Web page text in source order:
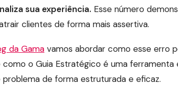
sua experiência. Esse número
clientes de forma mais assertiva.
da Gama vamos abordar como esse erro
o Guia Estratégico é uma ferramenta
de forma estruturada e eficaz.